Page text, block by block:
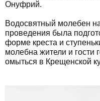
Онуфрий.
Водосвятный молебен
проведения была
форме креста и
молебна жители и гости
омыться в Крещенской